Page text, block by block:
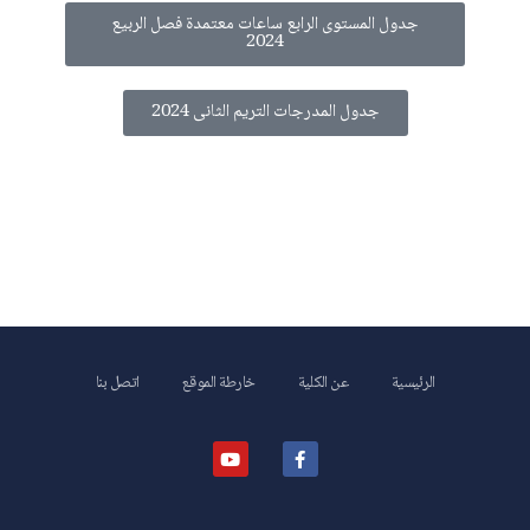
جدول المستوى الرابع ساعات معتمدة فصل الربيع
2024
جدول المدرجات التريم الثانى 2024
الرئيسية عن الكلية خارطة الموقع اتصل بنا